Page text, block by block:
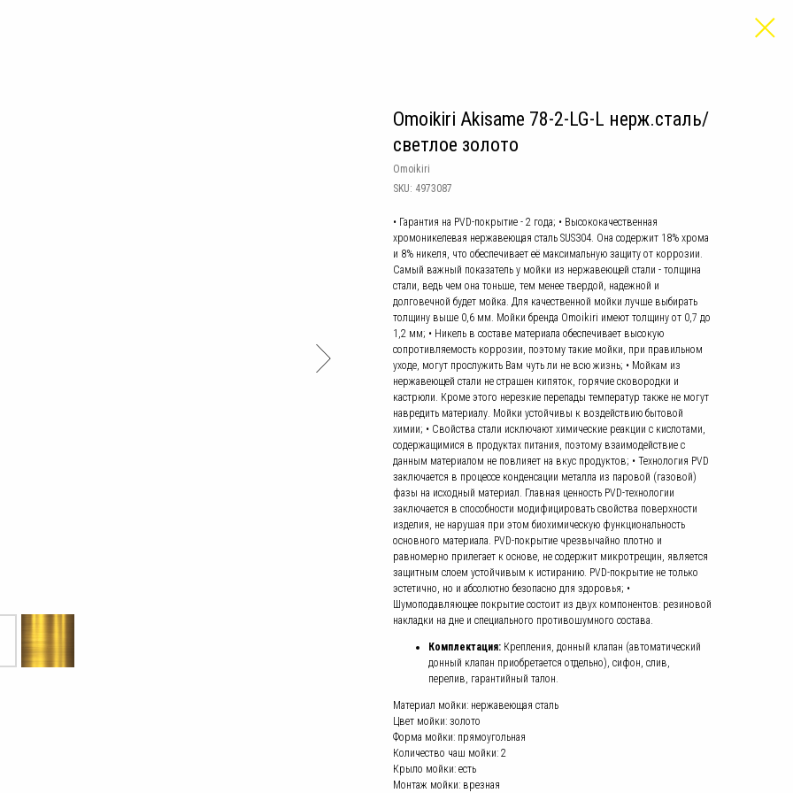
Omoikiri Akisame 78-2-LG-L нерж.сталь/
светлое золото
Omoikiri
SKU: 4973087
• Гарантия на PVD-покрытие - 2 года; • Высококачественная
хромоникелевая нержавеющая сталь SUS304. Она содержит 18% хрома
и 8% никеля, что обеспечивает её максимальную защиту от коррозии.
Самый важный показатель у мойки из нержавеющей стали - толщина
стали, ведь чем она тоньше, тем менее твердой, надежной и
долговечной будет мойка. Для качественной мойки лучше выбирать
толщину выше 0,6 мм. Мойки бренда Omoikiri имеют толщину от 0,7 до
1,2 мм; • Никель в составе материала обеспечивает высокую
сопротивляемость коррозии, поэтому такие мойки, при правильном
уходе, могут прослужить Вам чуть ли не всю жизнь; • Мойкам из
нержавеющей стали не страшен кипяток, горячие сковородки и
кастрюли. Кроме этого нерезкие перепады температур также не могут
навредить материалу. Мойки устойчивы к воздействию бытовой
химии; • Свойства стали исключают химические реакции с кислотами,
содержащимися в продуктах питания, поэтому взаимодействие с
данным материалом не повлияет на вкус продуктов; • Технология PVD
заключается в процессе конденсации металла из паровой (газовой)
фазы на исходный материал. Главная ценность PVD-технологии
заключается в способности модифицировать свойства поверхности
изделия, не нарушая при этом биохимическую функциональность
основного материала. PVD-покрытие чрезвычайно плотно и
равномерно прилегает к основе, не содержит микротрещин, является
защитным слоем устойчивым к истиранию. PVD-покрытие не только
эстетично, но и абсолютно безопасно для здоровья; •
Шумоподавляющее покрытие состоит из двух компонентов: резиновой
накладки на дне и специального противошумного состава.
Комплектация: Крепления, донный клапан (автоматический
донный клапан приобретается отдельно), сифон, слив,
перелив, гарантийный талон.
Материал мойки: нержавеющая сталь
Цвет мойки: золото
Форма мойки: прямоугольная
Количество чаш мойки: 2
Крыло мойки: есть
Монтаж мойки: врезная